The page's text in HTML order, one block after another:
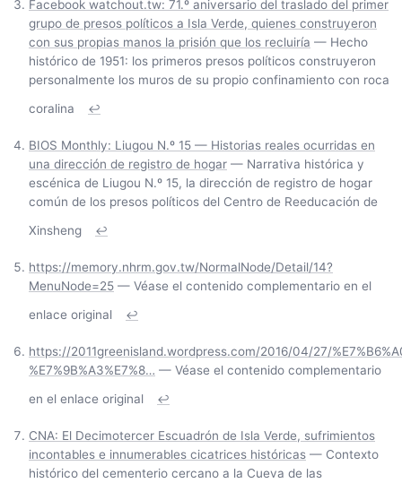
Facebook watchout.tw: 71.º aniversario del traslado del primer
grupo de presos políticos a Isla Verde, quienes construyeron
con sus propias manos la prisión que los recluiría — Hecho
histórico de 1951: los primeros presos políticos construyeron
personalmente los muros de su propio confinamiento con roca
coralina
↩
BIOS Monthly: Liugou N.º 15 — Historias reales ocurridas en
una dirección de registro de hogar — Narrativa histórica y
escénica de Liugou N.º 15, la dirección de registro de hogar
común de los presos políticos del Centro de Reeducación de
Xinsheng
↩
https://memory.nhrm.gov.tw/NormalNode/Detail/14?
MenuNode=25 — Véase el contenido complementario en el
enlace original
↩
https://2011greenisland.wordpress.com/2016/04/27/
%E7%9B%A3%E7%8… — Véase el contenido complementario
en el enlace original
↩
CNA: El Decimotercer Escuadrón de Isla Verde, sufrimientos
incontables e innumerables cicatrices históricas — Contexto
histórico del cementerio cercano a la Cueva de las